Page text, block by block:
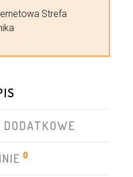
Strefa
0